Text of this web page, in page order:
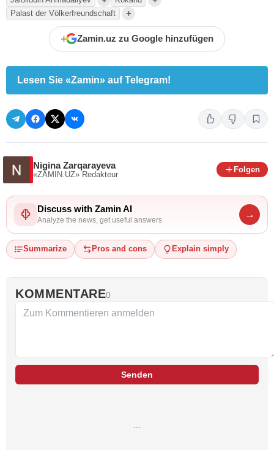
Palast der Völkerfreundschaft +
+ Zamin.uz zu Google hinzufügen
Lesen Sie «Zamin» auf Telegram!
Nigina Zarqarayeva
«ZAMIN.UZ» Redakteur
Folgen
Discuss with Zamin AI
Analyze the news, get useful answers
→
Summarize Pros and cons Explain simply
KOMMENTARE0
Senden